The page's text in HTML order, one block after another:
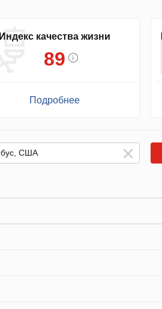
Индекс качества жизни
89
Подробнее